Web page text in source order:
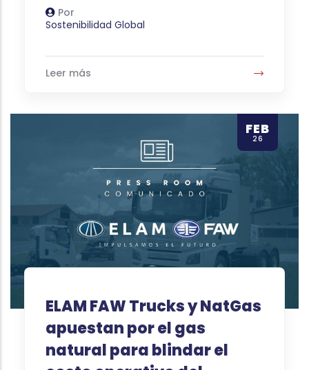
Por
Autor
Sostenibilidad Global
Leer más
FEB
26
ELAM FAW Trucks y NatGas
apuestan por el gas
natural para blindar el